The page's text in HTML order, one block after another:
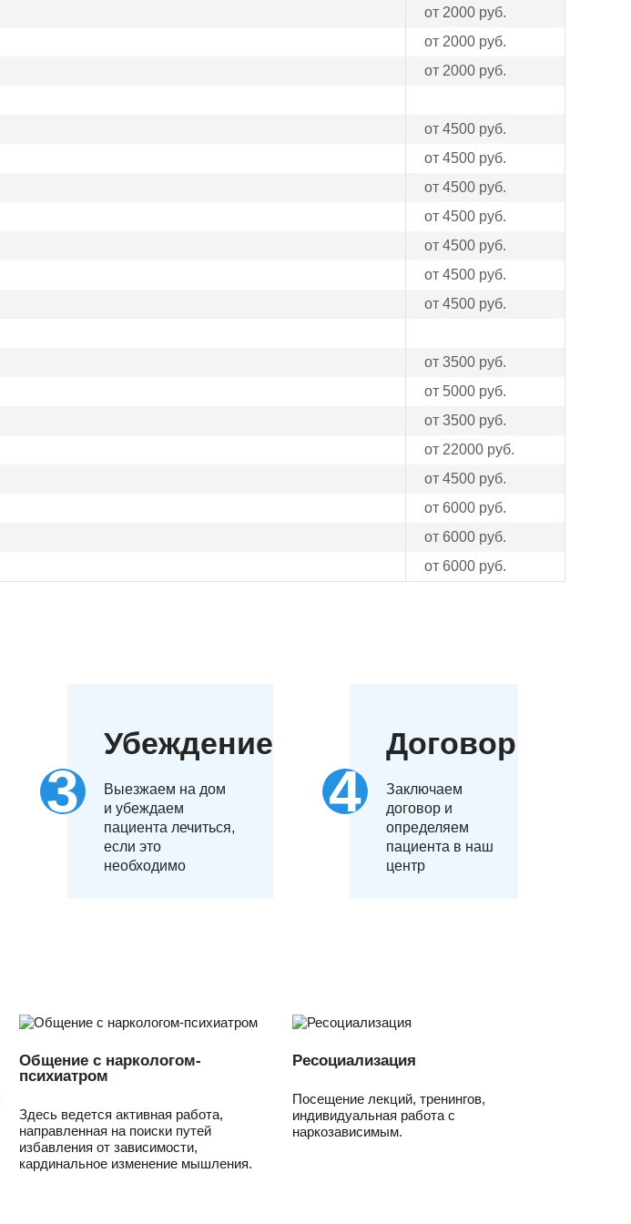
от 2000 руб.
от 2000 руб.
от 2000 руб.
от 4500 руб.
от 4500 руб.
от 4500 руб.
от 4500 руб.
от 4500 руб.
от 4500 руб.
от 4500 руб.
от 3500 руб.
от 5000 руб.
от 3500 руб.
от 22000 руб.
от 4500 руб.
от 6000 руб.
от 6000 руб.
от 6000 руб.
Убеждение
Выезжаем на дом
и убеждаем
пациента лечиться,
если это
необходимо
Договор
Заключаем
договор и
определяем
пациента в наш
центр
Общение с наркологом-
психиатром
Здесь ведется активная работа,
направленная на поиски путей
избавления от зависимости,
кардинальное изменение мышления.
Ресоциализация
Посещение лекций, тренингов,
индивидуальная работа с
наркозависимым.